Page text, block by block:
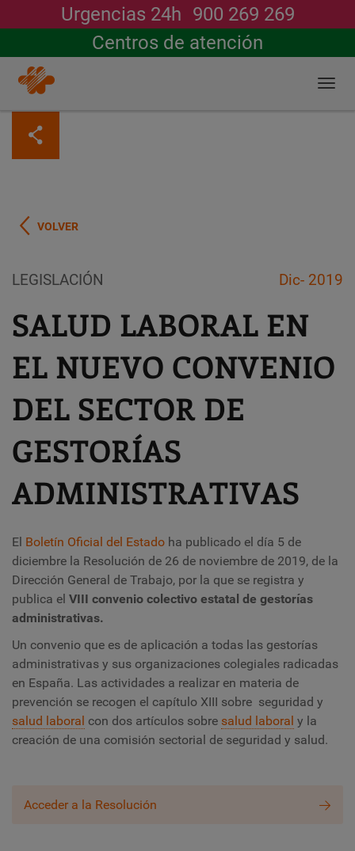
contenido
principal
Urgencias 24h 900 269 269
Centros de atención
Buscar
VOLVER
LEGISLACIÓN Dic- 2019
SALUD LABORAL EN
EL NUEVO CONVENIO
DEL SECTOR DE
GESTORÍAS
ADMINISTRATIVAS
El Boletín Oficial del Estado ha publicado el día 5 de
diciembre la Resolución de 26 de noviembre de 2019, de la
Dirección General de Trabajo, por la que se registra y
publica el VIII convenio colectivo estatal de gestorías
administrativas.
Un convenio que es de aplicación a todas las gestorías
administrativas y sus organizaciones colegiales radicadas
en España. Las actividades a realizar en materia de
prevención se recogen el capítulo XIII sobre seguridad y
salud laboral con dos artículos sobre salud laboral y la
creación de una comisión sectorial de seguridad y salud.
Acceder a la Resolución